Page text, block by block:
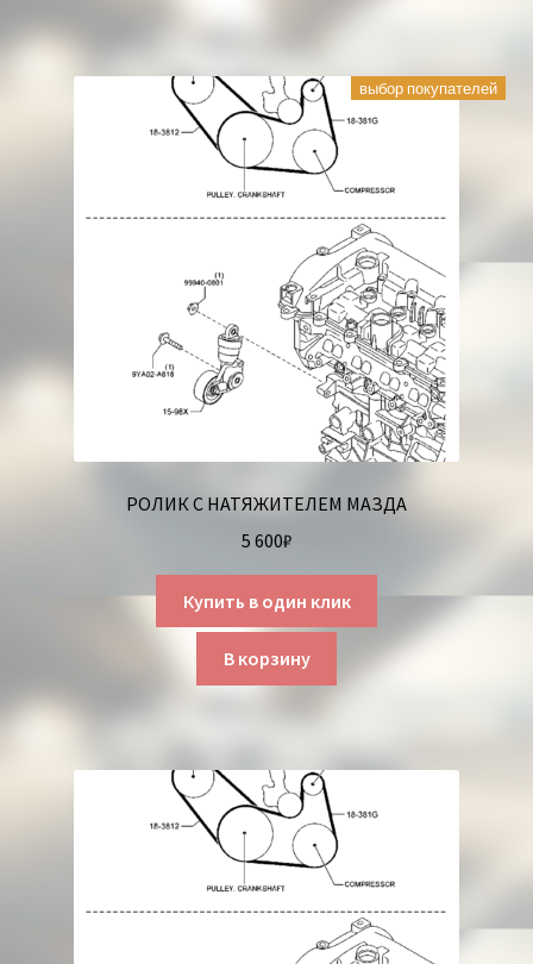
выбор покупателей
РОЛИК С НАТЯЖИТЕЛЕМ МАЗДА
5 600₽
Купить в один клик
В корзину